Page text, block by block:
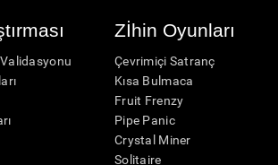
Zİhin Oyunları
Çevrimiçi Satranç
Kısa Bulmaca
Fruit Frenzy
Pipe Panic
Crystal Miner
Solitaire